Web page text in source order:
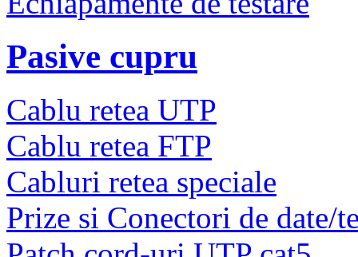
Pasive cupru
Cablu retea UTP
Cablu retea FTP
Cabluri retea speciale
Prize si Conectori de date/